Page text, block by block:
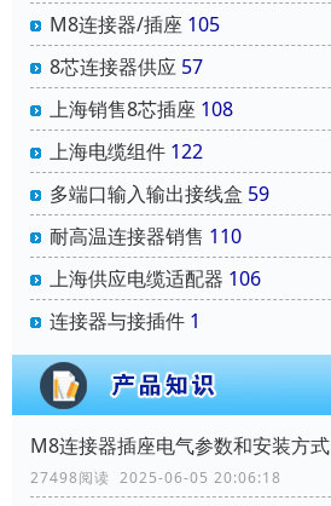
M8连接器/插座 105
8芯连接器供应 57
上海销售8芯插座 108
上海电缆组件 122
多端口输入输出接线盒 59
耐高温连接器销售 110
上海供应电缆适配器 106
连接器与接插件 1
M8连接器插座电气参数和安装方式
27498阅读 2025-06-05 20:06:18